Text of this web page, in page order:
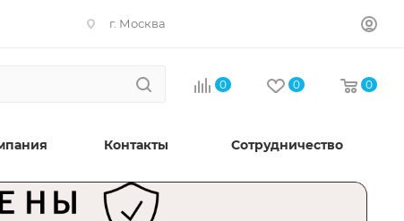
г. Москва
0 0 0
Контакты Сотрудничество